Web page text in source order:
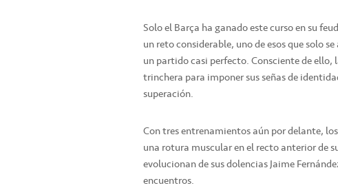
Solo el Barça ha ganado este curso en su
un reto considerable, uno de esos que solo
un partido casi perfecto. Consciente de
trinchera para imponer sus señas de
superación.
Con tres entrenamientos aún por delante,
una rotura muscular en el recto anterior de
evolucionan de sus dolencias Jaime
encuentros.